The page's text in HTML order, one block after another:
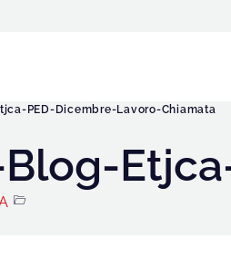
PED-Dicembre-Lavoro-Chiamata
Blog-